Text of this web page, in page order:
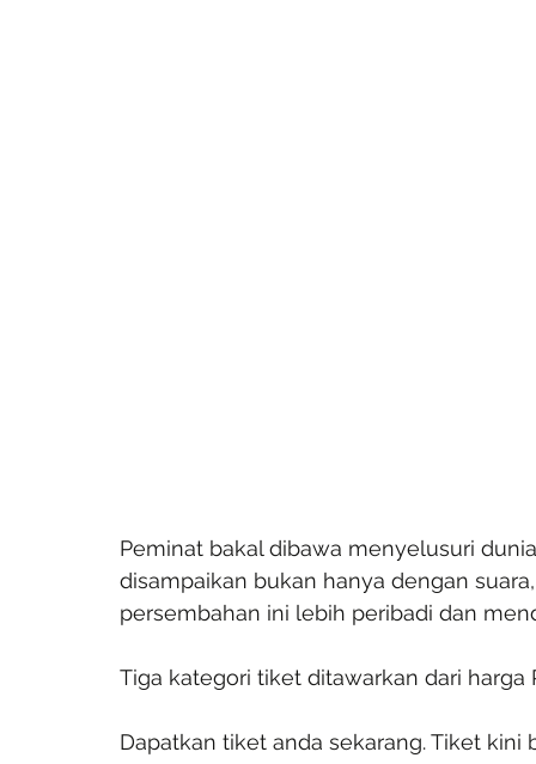
Peminat bakal dibawa menyelusuri
disampaikan bukan hanya dengan
persembahan ini lebih peribadi dan
Tiga kategori tiket ditawarkan dari harga
Dapatkan tiket anda sekarang. Tiket